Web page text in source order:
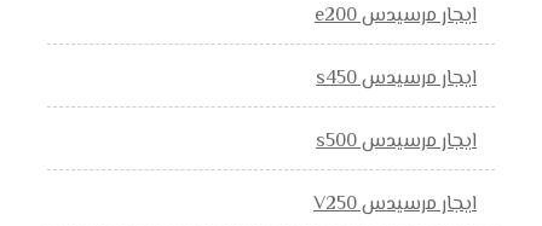
ايجار مرسيدس e200
ايجار مرسيدس s450
ايجار مرسيدس s500
ايجار مرسيدس V250